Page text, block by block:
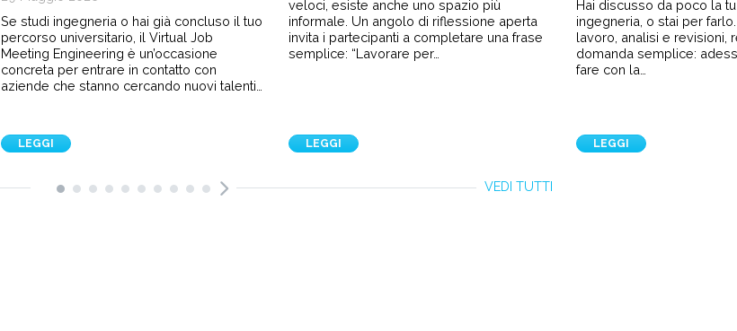
Se studi ingegneria o hai già concluso il tuo
percorso universitario, il Virtual Job
Meeting Engineering è un’occasione
concreta per entrare in contatto con
aziende che stanno cercando nuovi talenti…
LEGGI
veloci, esiste anche uno spazio più
informale. Un angolo di riflessione aperta
invita i partecipanti a completare una frase
semplice: “Lavorare per…
LEGGI
Hai discusso da poco la
ingegneria, o stai per
lavoro, analisi e revisioni,
domanda semplice:
fare con la…
LEGGI
VEDI TUTTI